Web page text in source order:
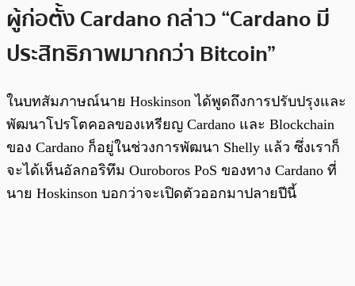
ผู้ก่อตั้ง Cardano กล่าว “Cardano มี
ประสิทธิภาพมากกว่า Bitcoin”
ในบทสัมภาษณ์นาย Hoskinson ได้พูดถึงการปรับปรุงและ
พัฒนาโปรโตคอลของเหรียญ Cardano และ Blockchain
ของ Cardano ก็อยู่ในช่วงการพัฒนา Shelly แล้ว ซึ่งเราก็
จะได้เห็นอัลกอริทึม Ouroboros PoS ของทาง Cardano ที่
นาย Hoskinson บอกว่าจะเปิดตัวออกมาปลายปีนี้